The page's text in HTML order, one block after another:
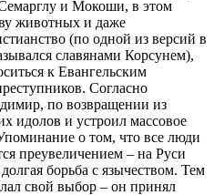
и Мокоши, в этом
животных и даже
(по одной из версий в
славянами Корсунем),
к Евангельским
Согласно
по возвращении из
идолов и устроил массовое
о том, что все люди
преувеличением – на Руси
борьба с язычеством. Тем
свой выбор – он принял